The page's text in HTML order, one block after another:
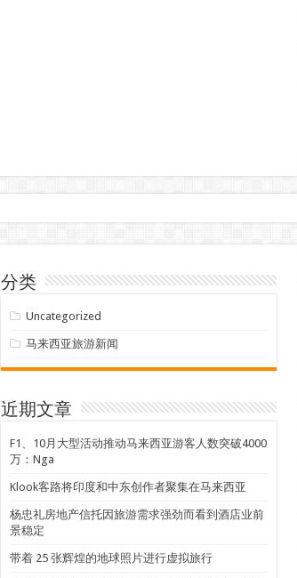
分类
Uncategorized
马来西亚旅游新闻
近期文章
F1、10月大型活动推动马来西亚游客人数突破4000
万：Nga
Klook客路将印度和中东创作者聚集在马来西亚
杨忠礼房地产信托因旅游需求强劲而看到酒店业前
景稳定
带着 25 张辉煌的地球照片进行虚拟旅行